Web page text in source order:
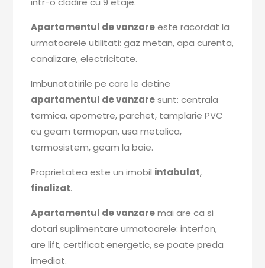
Apartamentul de vanzareeste racordat la
urmatoarele utilitati: gaz metan, apa curenta,
canalizare, electricitate.
Imbunatatirile pe care le detine
apartamentul de vanzaresunt: centrala
termica, apometre, parchet, tamplarie PVC
cu geam termopan, usa metalica,
termosistem, geam la baie.
Proprietatea este un imobil intabulat,
finalizat.
Apartamentul de vanzaremai are ca si
dotari suplimentare urmatoarele: interfon,
are lift, certificat energetic, se poate preda
imediat.